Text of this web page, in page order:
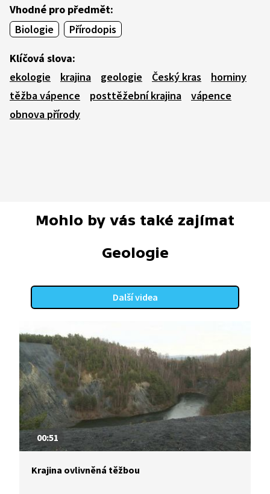
Vhodné pro předmět:
Biologie
Přírodopis
Klíčová slova:
ekologie
krajina geologie Český kras
horniny
těžba vápence
posttěžební krajina
vápence
obnova přírody
Mohlo by vás také zajímat
Geologie
Další videa
00:51
Krajina ovlivněná těžbou